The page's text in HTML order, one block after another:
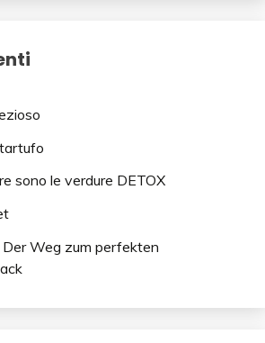
tartufo
sono le verdure DETOX
Der Weg zum perfekten